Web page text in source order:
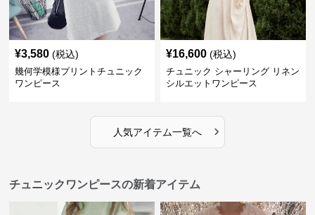
¥3,580 (税込)
幾何学模様プリントチュニック
ワンピース
¥16,600 (税込)
チュニック シャーリング リネン
シルエットワンピース
人気アイテム一覧へ ›
チュニックワンピースの新着アイテム